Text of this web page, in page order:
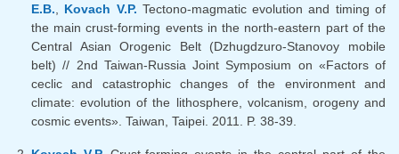
E.B.
Kovach V.P. Tectono-magmatic evolution and timing of
the main crust-forming events in the north-eastern part of the
Central Asian Orogenic Belt (Dzhugdzuro-Stanovoy mobile
belt) // 2nd Taiwan-Russia Joint Symposium on «Factors of
ceclic and catastrophic changes of the environment and
climate: evolution of the lithosphere, volcanism, orogeny and
cosmic events». Taiwan, Taipei. 2011. P. 38-39.